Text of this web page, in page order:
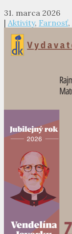
31. marca 2026
| Aktivity, Farnosť,